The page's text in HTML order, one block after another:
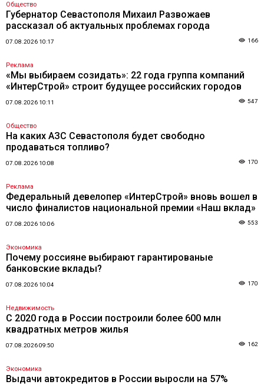
Общество
Губернатор Севастополя Михаил Развожаев
рассказал об актуальных проблемах города
07.08.2026 10:17 166
Реклама
«Мы выбираем созидать»: 22 года группа компаний
«ИнтерСтрой» строит будущее российских городов
07.08.2026 10:11 547
Общество
На каких АЗС Севастополя будет свободно
продаваться топливо?
07.08.2026 10:08 170
Реклама
Федеральный девелопер «ИнтерСтрой» вновь вошел в
число финалистов национальной премии «Наш вклад»
07.08.2026 10:06 553
Экономика
Почему россияне выбирают гарантированые
банковские вклады?
07.08.2026 10:04 170
Недвижимость
С 2020 года в России построили более 600 млн
квадратных метров жилья
07.08.2026 09:50 162
Экономика
Выдачи автокредитов в России выросли на 57%